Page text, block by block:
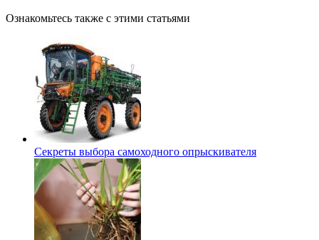
Ознакомьтесь также с этими статьями
Секреты выбора самоходного опрыскивателя